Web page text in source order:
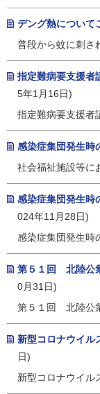
デング熱について
普段から蚊に刺さ
指定難病要支援者
5年1月16日)
指定難病要支援者
感染症集団発生時
社会福祉施設等に
感染症集団発生時
024年11月28日)
感染症集団発生時
第５１回 北陸公
0月31日)
第５１回 北陸公
新型コロナウイル
日)
新型コロナウイル